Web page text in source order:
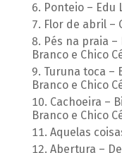
Ponteio – Edu
Flor de abril –
Pés na praia
Branco e Chico
Turuna toca –
Branco e Chico
Cachoeira –
Branco e Chico
Aquelas
Abertura –